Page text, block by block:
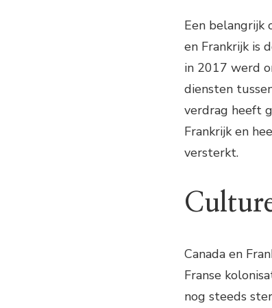
Een belangrijk
en Frankrijk is
in 2017 werd
diensten
verdrag heeft
Frankrijk en
versterkt.
Canada en
Franse
nog steeds